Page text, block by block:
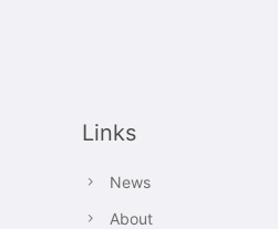
Links
News
About